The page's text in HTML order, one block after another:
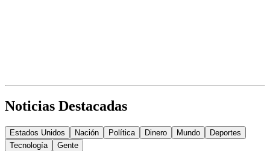
Noticias Destacadas
Estados Unidos Nación Política Dinero Mundo
Deportes
Tecnología
Gente